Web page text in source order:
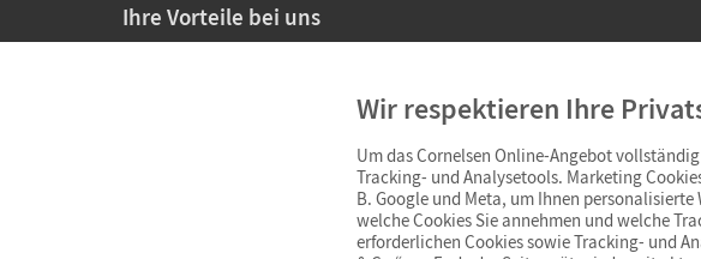
Ihre Vorteile bei uns
Persönliche Angebote für Lehrkräfte
Sicheres Einkaufen mit SSL-Verschlüsselung
Widerrufsfristvon 4 Wochen
Wir respektieren Ihre
Um das Cornelsen Online-Angebot
Tracking- und Analysetools. Marketing
B. Google und Meta, um Ihnen
welche Cookies Sie annehmen und welche
erforderlichen Cookies sowie Tracking- und